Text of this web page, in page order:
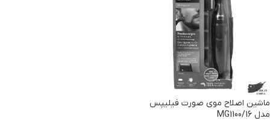
ماشین اصلاح موی صورت فیلیپس
مدل MG1100/16